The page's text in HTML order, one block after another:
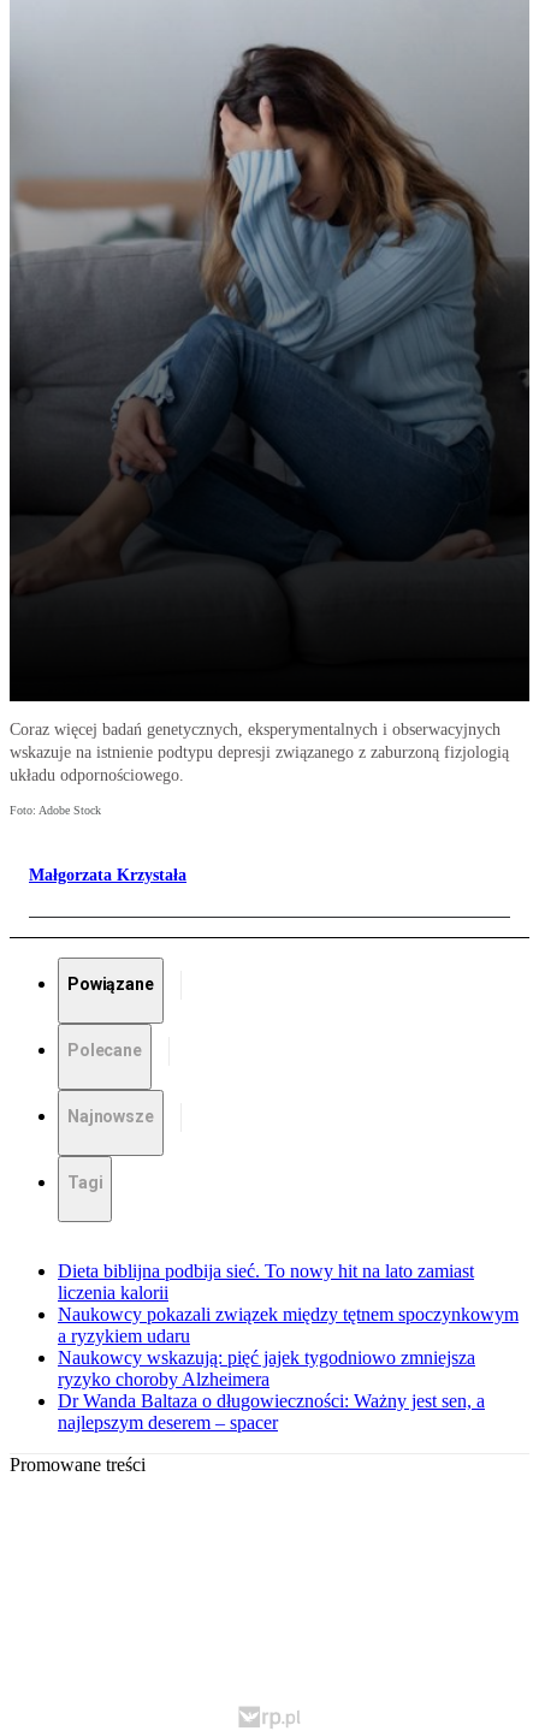
Coraz więcej badań genetycznych, eksperymentalnych i obserwacyjnych
wskazuje na istnienie podtypu depresji związanego z zaburzoną fizjologią
układu odpornościowego.
Foto: Adobe Stock
Małgorzata Krzystała
Powiązane
Polecane
Najnowsze
Tagi
Dieta biblijna podbija sieć. To nowy hit na lato zamiast
liczenia kalorii
Naukowcy pokazali związek między tętnem spoczynkowym
a ryzykiem udaru
Naukowcy wskazują: pięć jajek tygodniowo zmniejsza
ryzyko choroby Alzheimera
Dr Wanda Baltaza o długowieczności: Ważny jest sen, a
najlepszym deserem – spacer
Promowane treści